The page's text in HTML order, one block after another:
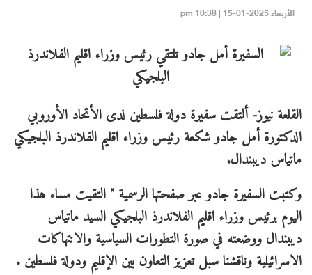
الأربعاء 2025-01-15 | 10:38 pm
القلعة نيوز- ألتقت سفيرة دولة فلسطين لدى الأتحاد الأوروبي
الدكتورة أمل جادو شكعة رئيس وزراء اقليم الفلاندرذ البلجيكي
ماتياس ديبندال.
وكتبت السفيرة جادو عبر صفحتها الرسمية " التقيت مساء هذا
اليوم برئيس وزراء اقليم الفلاندرذ البلجيكي السيد ماتياس
ديبندال ووضعته في صورة التطورات السياسية والانتهاكات
الاسرائيلية وناقشنا سبل تعزيز التعاون بين الإقليم ودولة فلسطين .